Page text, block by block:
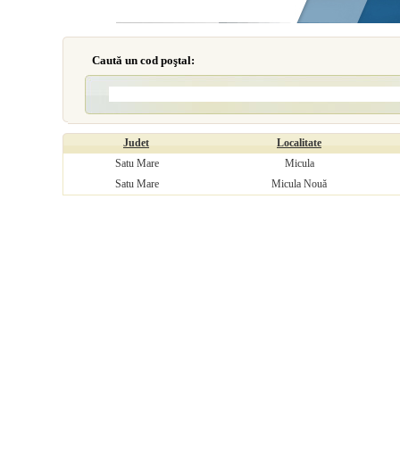
Caută un cod poştal:
Judet
Localitate
Satu Mare
Micula
Satu Mare
Micula Nouă